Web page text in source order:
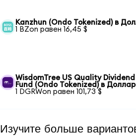
Kanzhun (Ondo Tokenized) в
1 BZon равен 16,45 $
WisdomTree US Quality
Fund (Ondo Tokenized) в
1 DGRWon равен 101,73 $
Изучите больше